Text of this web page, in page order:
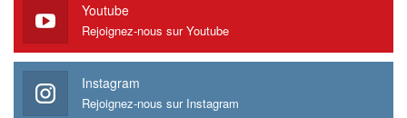
Youtube
Rejoignez-nous sur Youtube
Instagram
Rejoignez-nous sur Instagram